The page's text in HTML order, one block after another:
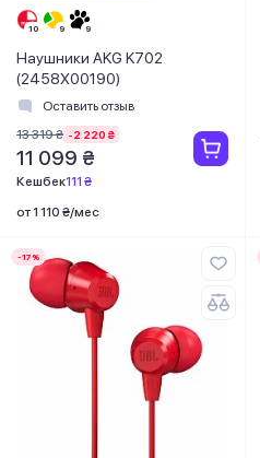
Наушники AKG K702
(2458X00190)
Оставить отзыв
13 319 ₴ -2 220 ₴
11 099 ₴
Кешбек111 ₴
от 1 110 ₴/мес
-17%